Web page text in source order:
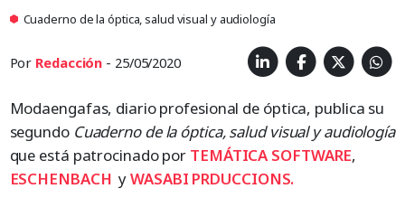
Cuaderno de la óptica, salud visual y audiología
Por Redacción - 25/05/2020
Modaengafas, diario profesional de óptica, publica su
segundo Cuaderno de la óptica, salud visual y audiología
que está patrocinado por TEMÁTICA SOFTWARE,
ESCHENBACHyWASABI PRDUCCIONS.